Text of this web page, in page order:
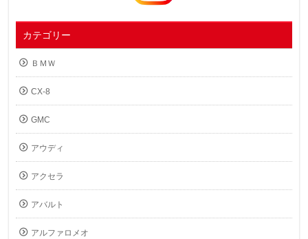
カテゴリー
ＢＭＷ
CX-8
GMC
アウディ
アクセラ
アバルト
アルファロメオ